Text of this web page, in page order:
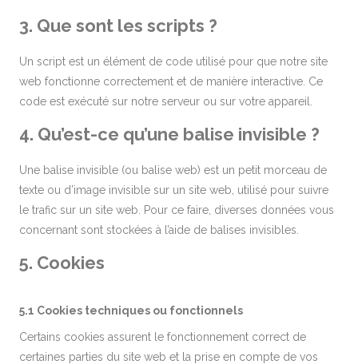
3. Que sont les scripts ?
Un script est un élément de code utilisé pour que notre site
web fonctionne correctement et de manière interactive. Ce
code est exécuté sur notre serveur ou sur votre appareil.
4. Qu’est-ce qu’une balise invisible ?
Une balise invisible (ou balise web) est un petit morceau de
texte ou d’image invisible sur un site web, utilisé pour suivre
le trafic sur un site web. Pour ce faire, diverses données vous
concernant sont stockées à l’aide de balises invisibles.
5. Cookies
5.1 Cookies techniques ou fonctionnels
Certains cookies assurent le fonctionnement correct de
certaines parties du site web et la prise en compte de vos